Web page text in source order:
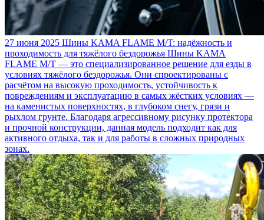
27 июня 2025 Шины KAMA FLAME M/T: надёжность и
проходимость для тяжёлого бездорожья Шины KAMA
FLAME M/T — это специализированное решение для езды в
условиях тяжёлого бездорожья. Они спроектированы с
расчётом на высокую проходимость, устойчивость к
повреждениям и эксплуатацию в самых жёстких условиях —
на каменистых поверхностях, в глубоком снегу, грязи и
рыхлом грунте. Благодаря агрессивному рисунку протектора
и прочной конструкции, данная модель подходит как для
активного отдыха, так и для работы в сложных природных
зонах.